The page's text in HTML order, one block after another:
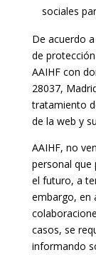
sociales
De acuerdo
de
AAIHF con
28037,
tratamiento
de la web y
AAIHF, no
personal que
el futuro, a
embargo, en
casos, se
informando